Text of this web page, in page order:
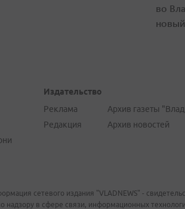
во
Издательство
Реклама
Редакция
Архив газеты
Архив новостей
сетевого издания "VLADNEWS" -
надзору в сфере связи, информационных